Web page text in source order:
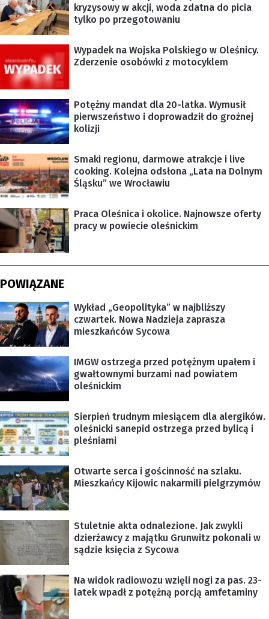
kryzysowy w akcji, woda zdatna do picia
tylko po przegotowaniu
Wypadek na Wojska Polskiego w Oleśnicy.
Zderzenie osobówki z motocyklem
Potężny mandat dla 20-latka. Wymusił
pierwszeństwo i doprowadził do groźnej
kolizji
Smaki regionu, darmowe atrakcje i live
cooking. Kolejna odsłona „Lata na Dolnym
Śląsku” we Wrocławiu
Praca Oleśnica i okolice. Najnowsze oferty
pracy w powiecie oleśnickim
POWIĄZANE
Wykład „Geopolityka” w najbliższy
czwartek. Nowa Nadzieja zaprasza
mieszkańców Sycowa
IMGW ostrzega przed potężnym upałem i
gwałtownymi burzami nad powiatem
oleśnickim
Sierpień trudnym miesiącem dla alergików.
oleśnicki sanepid ostrzega przed bylicą i
pleśniami
Otwarte serca i gościnność na szlaku.
Mieszkańcy Kijowic nakarmili pielgrzymów
Stuletnie akta odnalezione. Jak zwykli
dzierżawcy z majątku Grunwitz pokonali w
sądzie księcia z Sycowa
Na widok radiowozu wzięli nogi za pas. 23-
latek wpadł z potężną porcją amfetaminy